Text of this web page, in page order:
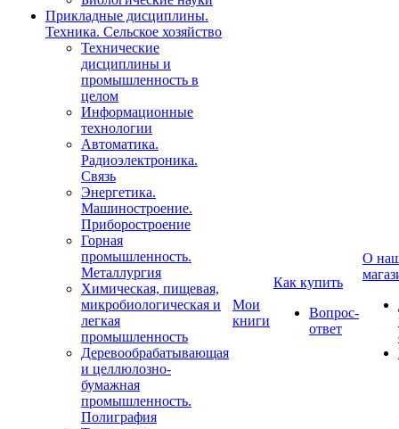
Прикладные дисциплины.
Техника. Сельское хозяйство
Технические
дисциплины и
промышленность в
целом
Информационные
технологии
Автоматика.
Радиоэлектроника.
Связь
Энергетика.
Машиностроение.
Приборостроение
Горная
промышленность.
Металлургия
Химическая, пищевая,
микробиологическая и
легкая
промышленность
Деревообрабатывающая
и целлюлозно-
бумажная
промышленность.
Полиграфия
Мои
книги
Как купить
Вопрос-
ответ
О